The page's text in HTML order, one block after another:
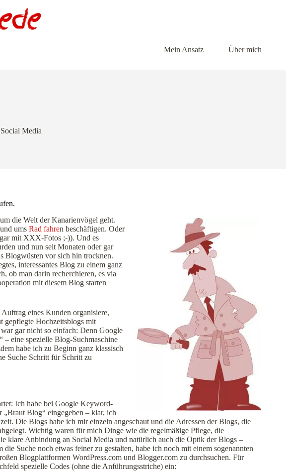
Mein Ansatz Über mich
Social Media
die Welt der Kanarienvögel geht.
ums Rad fahren beschäftigen. Oder
mit XXX-Fotos ;-)). Und es
und nun seit Monaten oder gar
Blogwüsten vor sich hin trocknen.
interessantes Blog zu einem ganz
ob man darin recherchieren, es via
mit diesem Blog starten
eines Kunden organisiere,
gepflegte Hochzeitsblogs mit
gar nicht so einfach: Denn Google
– eine spezielle Blog-Suchmaschine
habe ich zu Beginn ganz klassisch
Suche Schritt für Schritt zu
Ich habe bei Google Keyword-
Blog“ eingegeben – klar, ich
Die Blogs habe ich mir einzeln angeschaut und die Adressen der Blogs, die
Wichtig waren für mich Dinge wie die regelmäßige Pflege, die
klare Anbindung an Social Media und natürlich auch die Optik der Blogs –
Suche noch etwas feiner zu gestalten, habe ich noch mit einem sogenannten
Blogplattformen WordPress.com und Blogger.com zu durchsuchen. Für
spezielle Codes (ohne die Anführungsstriche) ein: